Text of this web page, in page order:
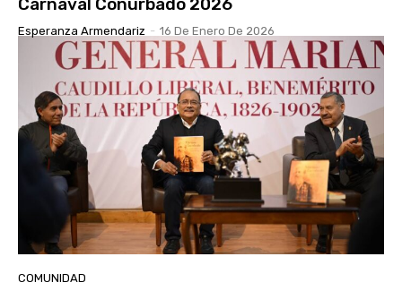
Esperanza Armendariz - 16 De Enero De 2026
COMUNIDAD